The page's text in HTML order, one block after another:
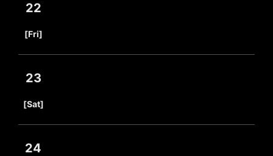
22
[Fri]
23
[Sat]
24